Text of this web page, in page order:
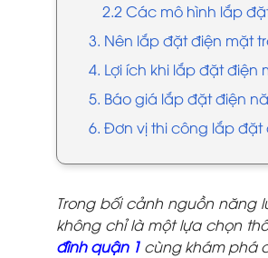
2.2 Các mô hình lắp
3. Nên lắp đặt điện mặt
4. Lợi ích khi lắp đặt điện
5. Báo giá lắp đặt điện
6. Đơn vị thi công lắp
Trong bối cảnh nguồn
không chỉ là một lựa chọn
đình quận 1 cùng khám phá